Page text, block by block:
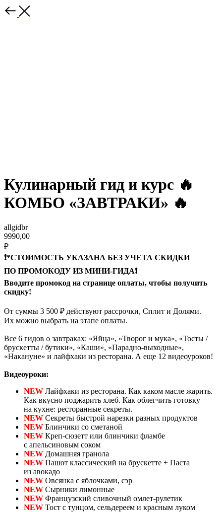
Кулинарный гид и курс 🔥
КОМБО «ЗАВТРАКИ» 🔥
allgidbr
9990,00
₽
❗️*СТОИМОСТЬ УКАЗАНА БЕЗ УЧЕТА СКИДКИ
ПО ПРОМОКОДУ ИЗ МИНИ-ГИДА❗️
Вводите промокод на странице оплаты, чтобы получить
скидку!
От суммы 3 500 ₽ действуют рассрочки, Сплит и Долями.
Их можно выбрать на этапе оплаты.
Все 6 гидов о завтраках: «Яйца», «Творог и мука», «Тосты /
брускетты / бутики», «Каши», «Парадно-выходные»,
«Накануне» и лайфхаки из ресторана. А еще 12 видеоуроков!
Видеоуроки:
NEW Лайфхаки из ресторана. Как каком масле жарить.
Как вкусно поджарить хлеб. Как облегчить готовку
на кухне: ресторанные секреты.
NEW Секреты быстрой нарезки разных продуктов
NEW Блинчики со сметаной
NEW Креп-сюзетт или блинчики фламбе
с апельсиновым соком
NEW Домашняя гранола
NEW Пашот классический на брускетте + Паста
из авокадо
NEW Овсянка с яблочками, сэр
NEW Сырники лимонные
NEW Французский сливочный омлет-рулетик
NEW Тост с тунцом, сельдереем и красным луком